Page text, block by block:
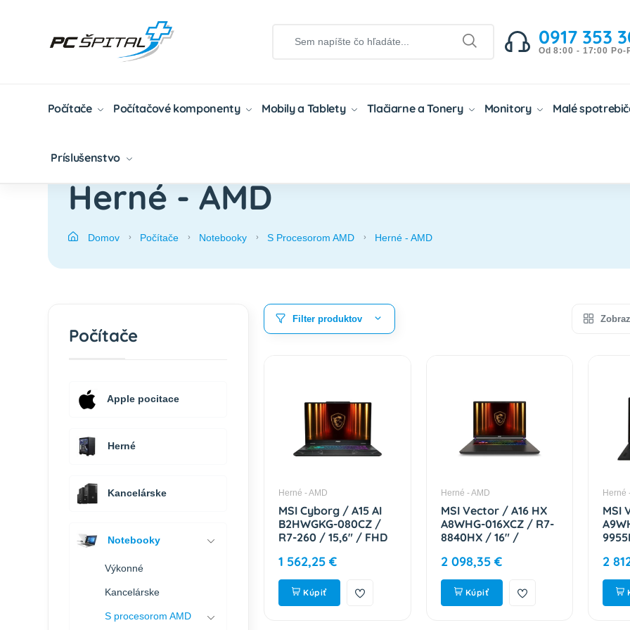
0917 353
Od 8:00 - 17:00 Po-
Počítače Počítačové komponenty Mobily a Tablety Tlačiarne a Tonery Monitory Malé
Príslušenstvo
Herné - AMD
Domov Počítače Notebooky S Procesorom AMD Herné - AMD
Filter produktov
Herné - AMD
MSI Cyborg / A15 AI
B2HWGKG-080CZ /
R7-260 / 15,6" / FHD
5070 / W11H / Black /
2R 9S7-15QL42-080
1 562,25 €
Kúpiť
Herné - AMD
MSI Vector / A16 HX
A8WHG-016XCZ / R7-
8840HX / 16" /
1TB / RTX 5070Ti /
bez OS / Gray / 2R
9S7-15MM72-016
2 098,35 €
Kúpiť
Herné
MSI
2TB
/
2
Počítače
Apple pocitace
Herné
Kancelárske
Notebooky
Výkonné
Kancelárske
S procesorom AMD